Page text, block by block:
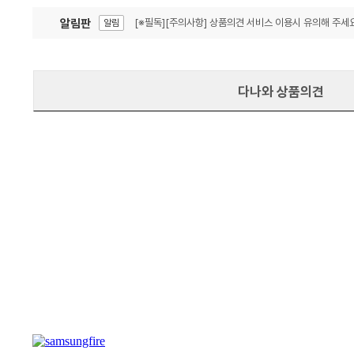
알림판 알림 [※필독][주의사항] 상품의견 서비스 이용시 유의해 주세
다나와 상품의견